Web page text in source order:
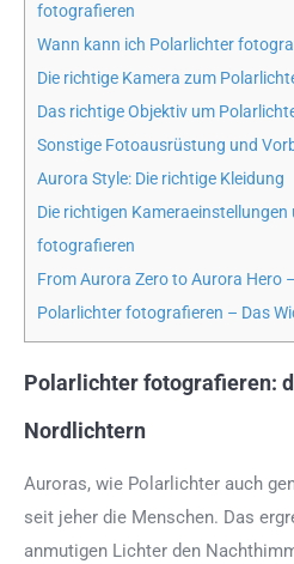
fotografieren
Wann kann ich Polarlichter
Die richtige Kamera zum
Das richtige Objektiv um
Sonstige Fotoausrüstung und
Aurora Style: Die richtige Kleidung
Die richtigen
fotografieren
From Aurora Zero to Aurora Hero
Polarlichter fotografieren – Das
Polarlichter fotografieren:
Nordlichtern
Auroras, wie Polarlichter auch
seit jeher die Menschen. Das
anmutigen Lichter den